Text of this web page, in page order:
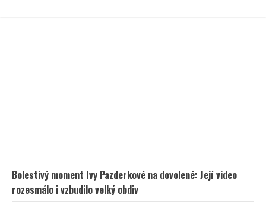
Bolestivý moment Ivy Pazderkové na dovolené: Její video
rozesmálo i vzbudilo velký obdiv